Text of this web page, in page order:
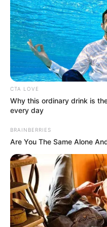
News
ΤΑ
CTA LOVE
Why this ordinary drink is
every day
BRAINBERRIES
Are You The Same Alone